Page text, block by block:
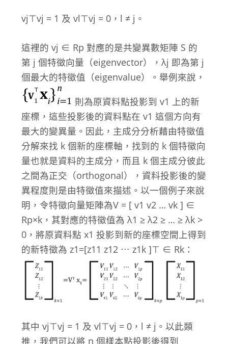
vj⊤vj = 1 及 vl⊤vj = 0，l ≠ j。
這裡的 vj ∈ Rp 對應的是共變異數矩陣 S 的
第 j 個特徵向量（eigenvector），λj 即為第 j
個最大的特徵值（eigenvalue）。舉例來說，
則為原資料點投影到 v1 上的新
座標，這些投影後的資料點在 v1 這個方向有
最大的變異量。因此，主成分分析藉由特徵值
分解來找 k 個新的座標軸，找到的 k 個特徵向
量也就是資料的主成分，而且 k 個主成分彼此
之間為正交（orthogonal），資料投影後的變
異程度則是由特徵值來描述。以一個例子來說
明，令特徵向量矩陣為V = [ v1 v2 … vk ] ∈
Rp×k ，其對應的特徵值為 λ1 ≥ λ2 ≥ … ≥ λk >
0，將原資料點 x1 投影到新的座標空間上得到
的新特徵為 z1=[z11 z12 ⋯ z1k ]⊤ ∈ Rk ：
其中 vj⊤vj = 1 及 vl⊤vj = 0，l ≠ j。以此類
推，我們可以將 n 個樣本點投影後得到